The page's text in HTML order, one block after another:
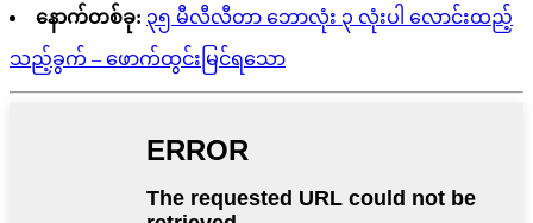
နောက်တစ်ခု: ၃၅ မီလီလီတာ ဘောလုံး ၃ လုံးပါ လောင်းထည့်
သည့်ခွက် – ဖောက်ထွင်းမြင်ရသော